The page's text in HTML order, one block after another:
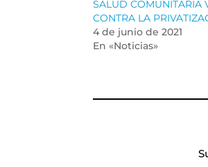
SALUD COMUNITARIA
CONTRA LA
4 de junio de 2021
En «Noticias»